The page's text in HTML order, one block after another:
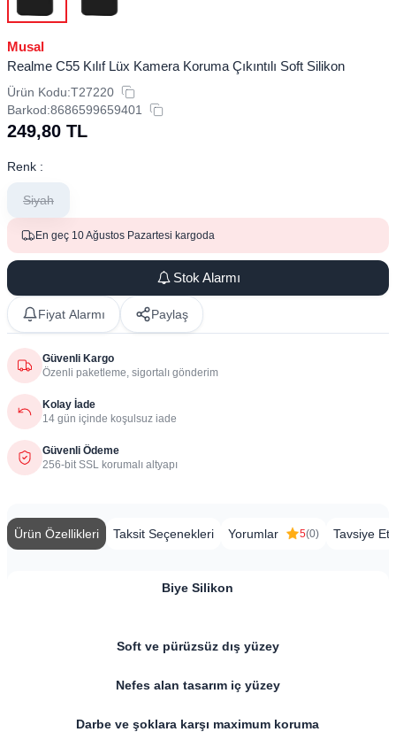
Musal
Realme C55 Kılıf Lüx Kamera Koruma Çıkıntılı Soft Silikon
Ürün Kodu:T27220
Barkod:8686599659401
249,80 TL
Renk :
Siyah
En geç 10 Ağustos Pazartesi kargoda
Stok Alarmı
Fiyat Alarmı Paylaş
Güvenli Kargo
Özenli paketleme, sigortalı gönderim
Kolay İade
14 gün içinde koşulsuz iade
Güvenli Ödeme
256-bit SSL korumalı altyapı
Ürün Özellikleri Taksit Seçenekleri Yorumlar 5(0) Tavsiye Et
Biye Silikon
​​Soft ve pürüzsüz dış yüzey
Nefes alan tasarım iç yüzey
Darbe ve şoklara karşı maximum koruma